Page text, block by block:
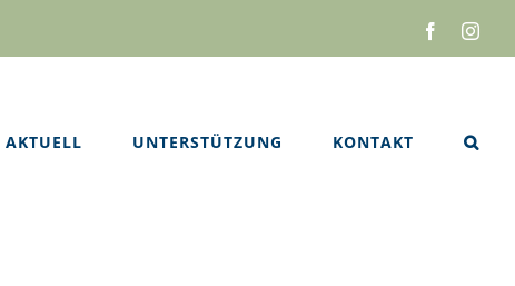
Facebook
AKTUELL UNTERSTÜTZUNG KONTAKT